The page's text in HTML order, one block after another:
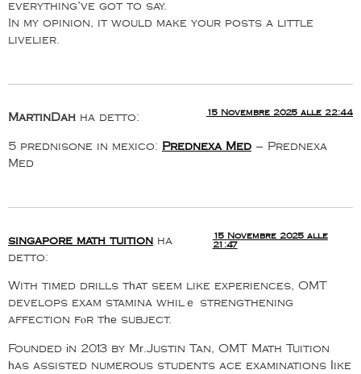
everything’ve got to say.
In my opinion, it would make your posts a little
livelier.
MartinDah ha detto: 15 Novembre 2025 alle 22:44
5 prednisone in mexico: Prednexa Med – Prednexa
Med
singapore math tuition ha
detto:
15 Novembre 2025 alle
21:47
With timed drills tһat seem like experiences, OMT
develops exam stamina whilｅ strengthening
affection fⲟr tһе subject.
Founded іn 2013 by Mг.Justin Tan, OMT Math Tuition
һas assisted numerous students ace examinations ⅼike